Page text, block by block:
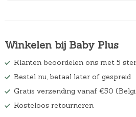
s
w
a
s
:
€
,
0
0
.
Winkelen bij Baby Plus
Klanten beoordelen ons met 5
Bestel nu, betaal later of gespreid
Gratis verzending vanaf €50
Kosteloos retourneren